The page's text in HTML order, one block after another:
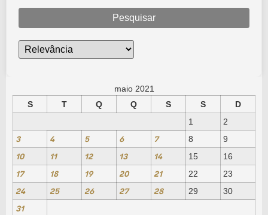
Pesquisar
maio 2021
S
T Q Q S S
D
1
2
3 4 5 6 7 8 9
10 11 12 13 14 15 16
17 18 19 20 21 22 23
24 25 26 27 28 29 30
31